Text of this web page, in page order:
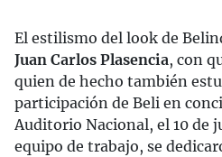
El estilismo del look de
Juan Carlos Plasencia, con
quien de hecho también
participación de Beli en
Auditorio Nacional, el 10 de
equipo de trabajo, se